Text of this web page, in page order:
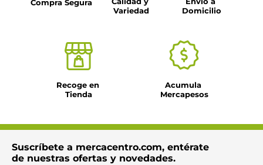
Compra Segura
Variedad
Domicilio
Recoge en
Tienda
Acumula
Mercapesos
Suscríbete a mercacentro.com, entérate
de nuestras ofertas y novedades.